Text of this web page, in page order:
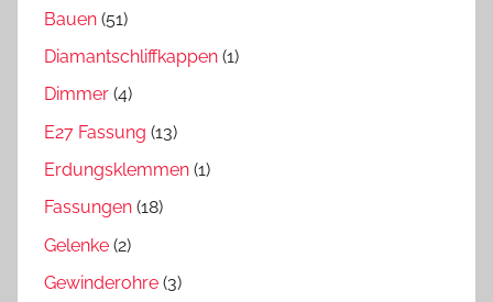
Bauen (51)
Diamantschliffkappen (1)
Dimmer (4)
E27 Fassung (13)
Erdungsklemmen (1)
Fassungen (18)
Gelenke (2)
Gewinderohre (3)